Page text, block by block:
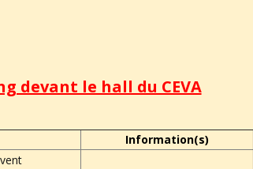
devant le hall du CEVA
Information(s)